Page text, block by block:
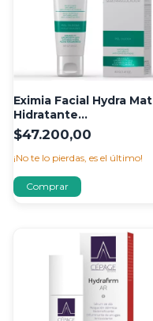
Eximia Facial Hydra Mat
Hidratante
Seboregulador 40 ml
$47.200,00
¡No te lo pierdas, es el último!